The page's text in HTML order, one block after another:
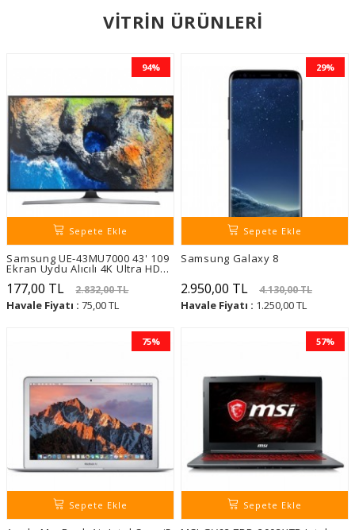
VİTRİN ÜRÜNLERİ
94%
Sepete Ekle
Samsung UE-43MU7000 43' 109
Ekran Uydu Alıcılı 4K Ultra HD
Smart LED TV
177,00 TL 2.832,00 TL
Havale Fiyatı : 75,00 TL
29%
Sepete Ekle
Samsung Galaxy 8
2.950,00 TL 4.130,00 TL
Havale Fiyatı : 1.250,00 TL
75%
Sepete Ekle
57%
Sepete Ekle